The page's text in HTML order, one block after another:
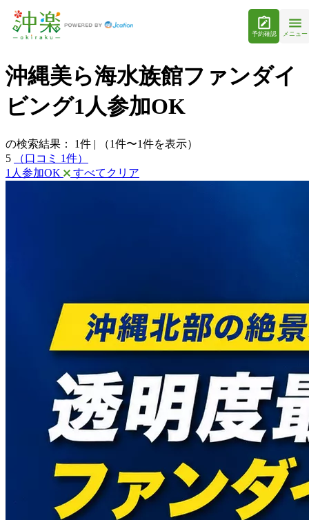
予約確認 メニュー
沖縄美ら海水族館ファンダイ
ビング1人参加OK
の検索結果： 1件 |
（1件〜1件を表示）
5
（口コミ 1件）
1人参加OK
すべてクリア